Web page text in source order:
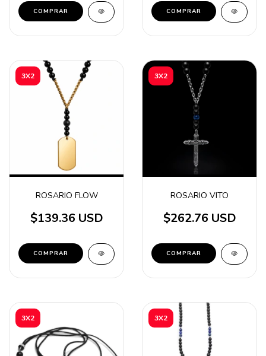
COMPRAR
3X2
ROSARIO FLOW
$139.36 USD
3X2
ROSARIO VITO
$262.76 USD
3X2 3X2